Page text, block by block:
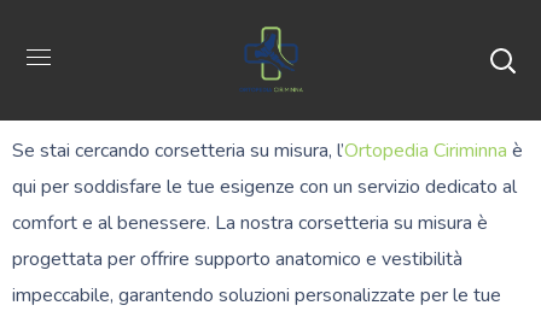
Corsetteriasu Misura
Se stai cercando corsetteria su misura, l’Ortopedia Ciriminna è
qui per soddisfare le tue esigenze con un servizio dedicato al
comfort e al benessere. La nostra corsetteria su misura è
progettata per offrire supporto anatomico e vestibilità
impeccabile, garantendo soluzioni personalizzate per le tue